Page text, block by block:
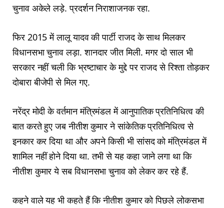
चुनाव अकेले लड़े. प्रदर्शन निराशाजनक रहा.
फिर 2015 में लालू यादव की पार्टी राजद के साथ मिलकर
विधानसभा चुनाव लड़ा. शानदार जीत मिली. मगर दो साल भी
सरकार नहीं चली कि भ्रष्टाचार के मुद्दे पर राजद से रिश्ता तोड़कर
दोबारा बीजेपी से मिल गए.
नरेंद्र मोदी के वर्तमान मंत्रिमंडल में आनुपातिक प्रतिनिधित्व की
बात करते हुए जब नीतीश कुमार ने सांकेतिक प्रतिनिधित्व से
इनकार कर दिया था और अपने किसी भी सांसद को मंत्रिमंडल में
शामिल नहीं होने दिया था. तभी से यह कहा जाने लगा था कि
नीतीश कुमार ये सब विधानसभा चुनाव को लेकर कर रहे हैं.
कहने वाले यह भी कहते हैं कि नीतीश कुमार को पिछले लोकसभा